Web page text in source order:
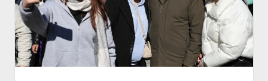
Gündem
Haber
Spor
Künye ve İletişim